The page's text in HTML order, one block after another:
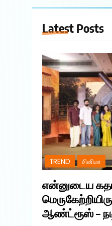
Latest Posts
TREND சினிமா
என்னுடைய
ஆண்ட்ரூஸ் –